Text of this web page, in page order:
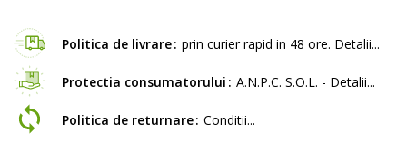
Politica de livrare prin curier rapid in 48 ore. Detalii...
Protectia consumatorului A.N.P.C. S.O.L. - Detalii...
Politica de returnare Conditii...